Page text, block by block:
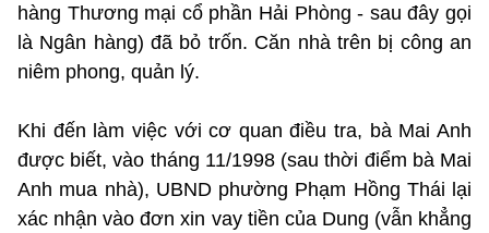
hàng Thương mại cổ phần Hải Phòng - sau đây gọi
là Ngân hàng) đã bỏ trốn. Căn nhà trên bị công an
niêm phong, quản lý.
Khi đến làm việc với cơ quan điều tra, bà Mai Anh
được biết, vào tháng 11/1998 (sau thời điểm bà Mai
Anh mua nhà), UBND phường Phạm Hồng Thái lại
xác nhận vào đơn xin vay tiền của Dung (vẫn khẳng